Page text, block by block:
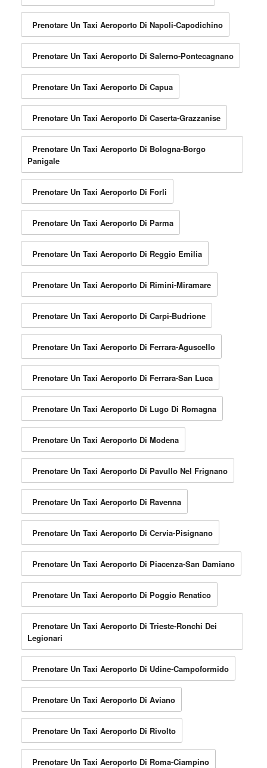
Prenotare Un Taxi Aeroporto Di Napoli-Capodichino
Prenotare Un Taxi Aeroporto Di Salerno-Pontecagnano
Prenotare Un Taxi Aeroporto Di Capua
Prenotare Un Taxi Aeroporto Di Caserta-Grazzanise
Prenotare Un Taxi Aeroporto Di Bologna-Borgo
Panigale
Prenotare Un Taxi Aeroporto Di Forli
Prenotare Un Taxi Aeroporto Di Parma
Prenotare Un Taxi Aeroporto Di Reggio Emilia
Prenotare Un Taxi Aeroporto Di Rimini-Miramare
Prenotare Un Taxi Aeroporto Di Carpi-Budrione
Prenotare Un Taxi Aeroporto Di Ferrara-Aguscello
Prenotare Un Taxi Aeroporto Di Ferrara-San Luca
Prenotare Un Taxi Aeroporto Di Lugo Di Romagna
Prenotare Un Taxi Aeroporto Di Modena
Prenotare Un Taxi Aeroporto Di Pavullo Nel Frignano
Prenotare Un Taxi Aeroporto Di Ravenna
Prenotare Un Taxi Aeroporto Di Cervia-Pisignano
Prenotare Un Taxi Aeroporto Di Piacenza-San Damiano
Prenotare Un Taxi Aeroporto Di Poggio Renatico
Prenotare Un Taxi Aeroporto Di Trieste-Ronchi Dei
Legionari
Prenotare Un Taxi Aeroporto Di Udine-Campoformido
Prenotare Un Taxi Aeroporto Di Aviano
Prenotare Un Taxi Aeroporto Di Rivolto
Prenotare Un Taxi Aeroporto Di Roma-Ciampino